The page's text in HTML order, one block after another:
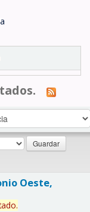
Oeste,
.